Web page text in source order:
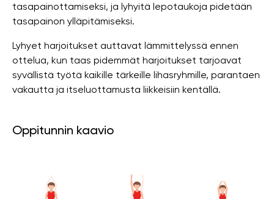
tasapainottamiseksi, ja lyhyitä lepotaukoja pidetään
tasapainon ylläpitämiseksi.
Lyhyet harjoitukset auttavat lämmittelyssä ennen
ottelua, kun taas pidemmät harjoitukset tarjoavat
syvällistä työtä kaikille tärkeille lihasryhmille, parantaen
vakautta ja itseluottamusta liikkeisiin kentällä.
Oppitunnin kaavio